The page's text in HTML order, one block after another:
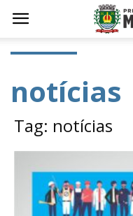
notícias
Tag: notícias